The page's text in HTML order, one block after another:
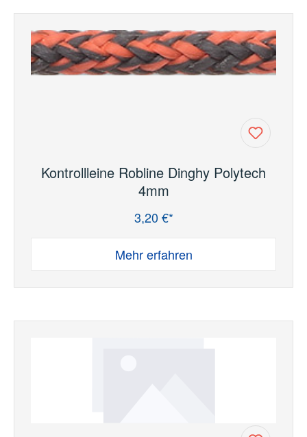
Kontrollleine Robline Dinghy Polytech
4mm
3,20 €*
Mehr erfahren